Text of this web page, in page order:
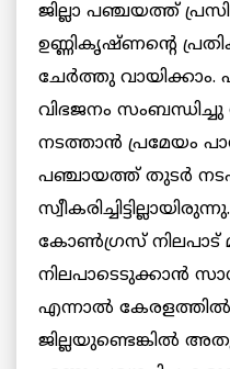
ജില്ലാ പഞ്ചയത്ത്
ഉണ്ണികൃഷ്ണന്റെ
ചേർത്തു വായിക്കാം.
വിഭജനം
നടത്താൻ പ്രമേയം
പഞ്ചായത്ത് തുടർ
കോൺഗ്രസ് നിലപാട്
നിലപാടെടുക്കാൻ
എന്നാൽ കേരളത്തിൽ
ജില്ലയുണ്ടെങ്കിൽ